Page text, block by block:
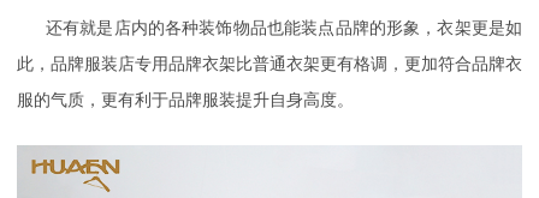
还有就是店内的各种装饰物品也能装点品牌的形象，衣架更是如
此，品牌服装店专用品牌衣架比普通衣架更有格调，更加符合品牌衣
服的气质，更有利于品牌服装提升自身高度。